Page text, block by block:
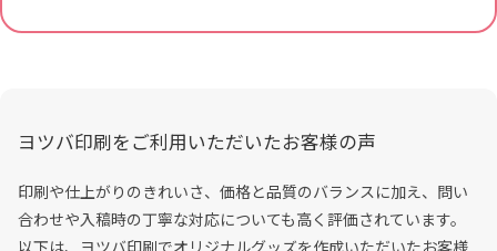
ヨツバ印刷をご利用いただいたお客様の声
印刷や仕上がりのきれいさ、価格と品質のバランスに加え、問い
合わせや入稿時の丁寧な対応についても高く評価されています。